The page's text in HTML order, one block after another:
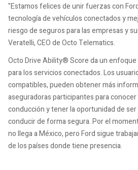
"Estamos felices de unir fuerzas con
tecnología de vehículos conectados y
riesgo de seguros para las empresas y
Veratelli, CEO de Octo Telematics.
Octo Drive Ability® Score da un
para los servicios conectados. Los
compatibles, pueden obtener más
aseguradoras participantes para
conducción y tener la oportunidad de
conducir de forma segura. Por el
no llega a México, pero Ford sigue
de los países donde tiene presencia.